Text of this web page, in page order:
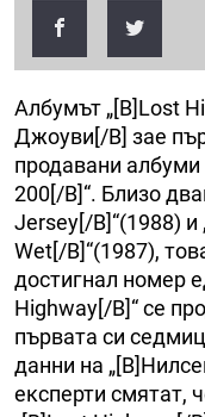
Албумът „[B]Lost
Джоуви[/B] зае
продавани
200[/B]“. Близо
Jersey[/B]“(1988) и
Wet[/B]“(1987),
достигнал номер
Highway[/B]“ се
първата си
данни на
експерти смятат,